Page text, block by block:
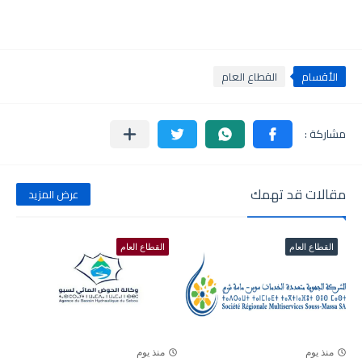
الأقسام القطاع العام
مقالات قد تهمك عرض المزيد
القطاع العام
منذ يوم
القطاع العام
منذ يوم